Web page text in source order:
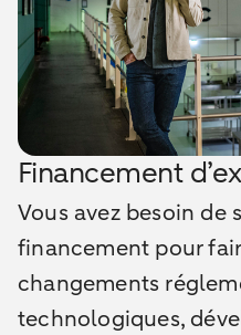
Financement
Vous avez besoin de
financement pour
changements
technologiques,